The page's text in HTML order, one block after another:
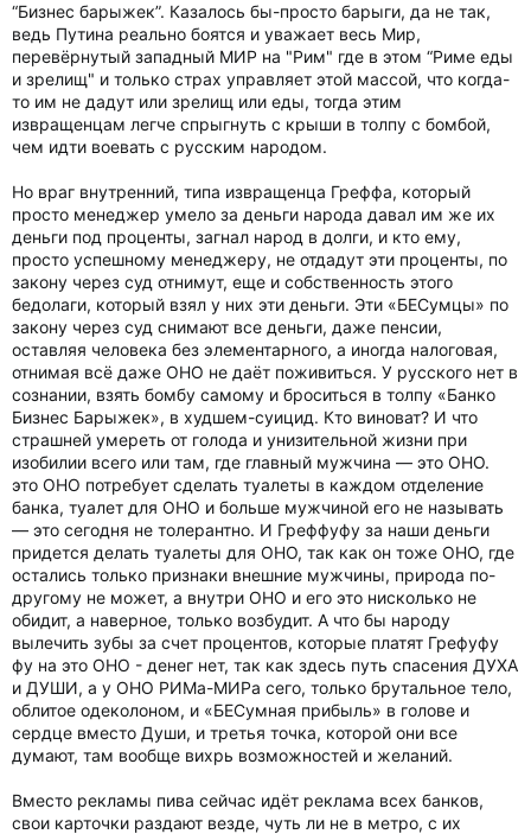
“Бизнес барыжек”. Казалось бы-просто барыги, да не так,
ведь Путина реально боятся и уважает весь Мир,
перевёрнутый западный МИР на "Рим" где в этом “Риме еды
и зрелищ" и только страх управляет этой массой, что когда-
то им не дадут или зрелищ или еды, тогда этим
извращенцам легче спрыгнуть с крыши в толпу с бомбой,
чем идти воевать с русским народом.
Но враг внутренний, типа извращенца Греффа, который
просто менеджер умело за деньги народа давал им же их
деньги под проценты, загнал народ в долги, и кто ему,
просто успешному менеджеру, не отдадут эти проценты, по
закону через суд отнимут, еще и собственность этого
бедолаги, который взял у них эти деньги. Эти «БЕСумцы» по
закону через суд снимают все деньги, даже пенсии,
оставляя человека без элементарного, а иногда налоговая,
отнимая всё даже ОНО не даёт поживиться. У русского нет в
сознании, взять бомбу самому и броситься в толпу «Банко
Бизнес Барыжек», в худшем-суицид. Кто виноват? И что
страшней умереть от голода и унизительной жизни при
изобилии всего или там, где главный мужчина — это ОНО.
это ОНО потребует сделать туалеты в каждом отделение
банка, туалет для ОНО и больше мужчиной его не называть
— это сегодня не толерантно. И Греффуфу за наши деньги
придется делать туалеты для ОНО, так как он тоже ОНО, где
остались только признаки внешние мужчины, природа по-
другому не может, а внутри ОНО и его это нисколько не
обидит, а наверное, только возбудит. А что бы народу
вылечить зубы за счет процентов, которые платят Грефуфу
фу на это ОНО - денег нет, так как здесь путь спасения ДУХА
и ДУШИ, а у ОНО РИМа-МИРа сего, только брутальное тело,
облитое одеколоном, и «БЕСумная прибыль» в голове и
сердце вместо Души, и третья точка, которой они все
думают, там вообще вихрь возможностей и желаний.
Вместо рекламы пива сейчас идёт реклама всех банков,
свои карточки раздают везде, чуть ли не в метро, с их